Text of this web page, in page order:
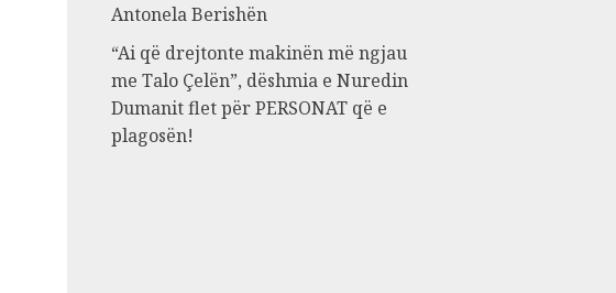
Antonela Berishën
“Ai që drejtonte makinën më ngjau
me Talo Çelën”, dëshmia e Nuredin
Dumanit flet për PERSONAT që e
plagosën!